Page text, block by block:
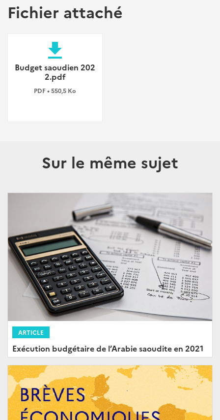
Fichier attaché
file_download
Budget saoudien 202
2.pdf
PDF • 550,5 Ko
Sur le même sujet
ARTICLE
Exécution budgétaire de l’Arabie saoudite en 2021